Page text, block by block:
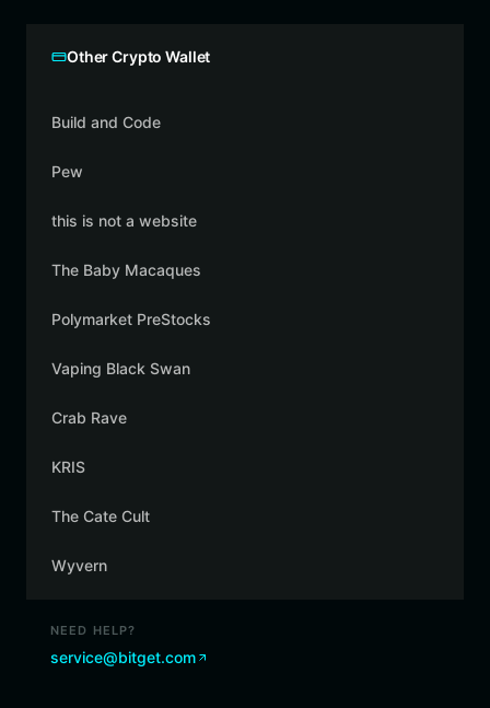
Other Crypto Wallet
Build and Code
Pew
this is not a website
The Baby Macaques
Polymarket PreStocks
Vaping Black Swan
Crab Rave
KRIS
The Cate Cult
Wyvern
NEED HELP?
service@bitget.com